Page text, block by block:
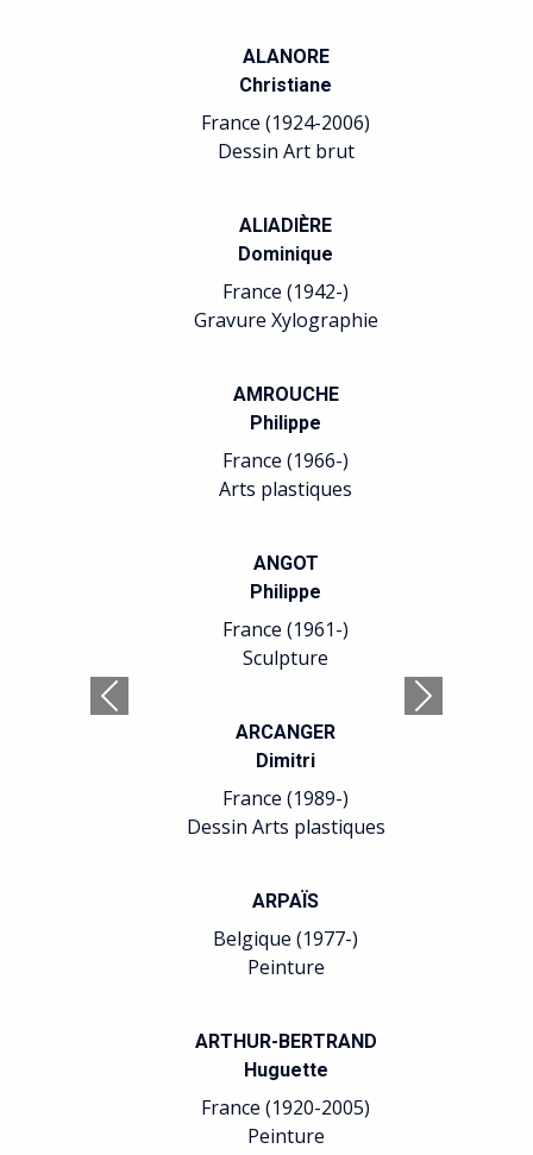
ALANORE
Christiane
France (1924-2006)
Dessin Art brut
ALIADIÈRE
Dominique
France (1942-)
Gravure Xylographie
AMROUCHE
Philippe
France (1966-)
Arts plastiques
ANGOT
Philippe
France (1961-)
Sculpture
ARCANGER
Dimitri
France (1989-)
Dessin Arts plastiques
ARPAÏS
Belgique (1977-)
Peinture
ARTHUR-BERTRAND
Huguette
France (1920-2005)
Peinture
Précédent Suivant